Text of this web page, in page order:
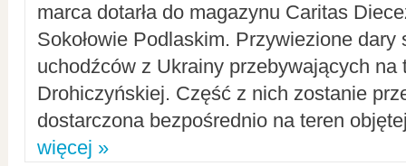
marca dotarła do magazynu Caritas
Sokołowie Podlaskim. Przywiezione dary
uchodźców z Ukrainy przebywających na
Drohiczyńskiej. Część z nich zostanie
dostarczona bezpośrednio na teren
więcej »